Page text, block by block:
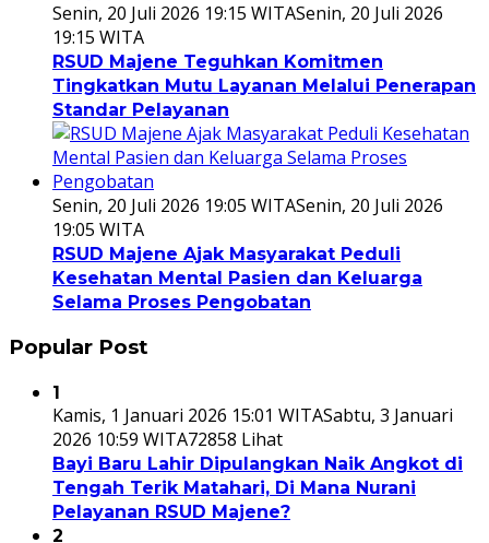
Senin, 20 Juli 2026 19:15 WITASenin, 20 Juli 2026
19:15 WITA
RSUD Majene Teguhkan Komitmen
Tingkatkan Mutu Layanan Melalui Penerapan
Standar Pelayanan
Senin, 20 Juli 2026 19:05 WITASenin, 20 Juli 2026
19:05 WITA
RSUD Majene Ajak Masyarakat Peduli
Kesehatan Mental Pasien dan Keluarga
Selama Proses Pengobatan
Popular Post
1
Kamis, 1 Januari 2026 15:01 WITASabtu, 3 Januari
2026 10:59 WITA72858 Lihat
Bayi Baru Lahir Dipulangkan Naik Angkot di
Tengah Terik Matahari, Di Mana Nurani
Pelayanan RSUD Majene?
2